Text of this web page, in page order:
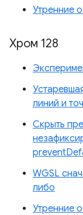
Утренние
Хром 128
линий и
Скрыть
WGSL
либо
Утренние